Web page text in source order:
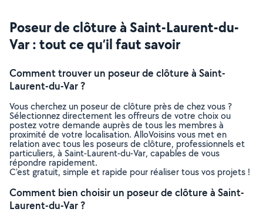
Poseur de clôture à Saint-Laurent-du-
Var : tout ce qu’il faut savoir
Comment trouver un poseur de clôture à Saint-
Laurent-du-Var ?
Vous cherchez un poseur de clôture près de chez vous ?
Sélectionnez directement les offreurs de votre choix ou
postez votre demande auprès de tous les membres à
proximité de votre localisation. AlloVoisins vous met en
relation avec tous les poseurs de clôture, professionnels et
particuliers, à Saint-Laurent-du-Var, capables de vous
répondre rapidement.
C’est gratuit, simple et rapide pour réaliser tous vos projets !
Comment bien choisir un poseur de clôture à Saint-
Laurent-du-Var ?